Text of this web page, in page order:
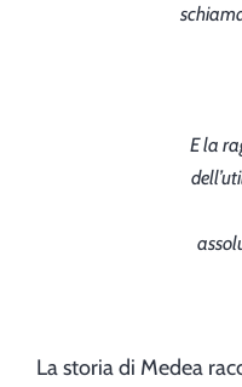
E la
La storia di Medea